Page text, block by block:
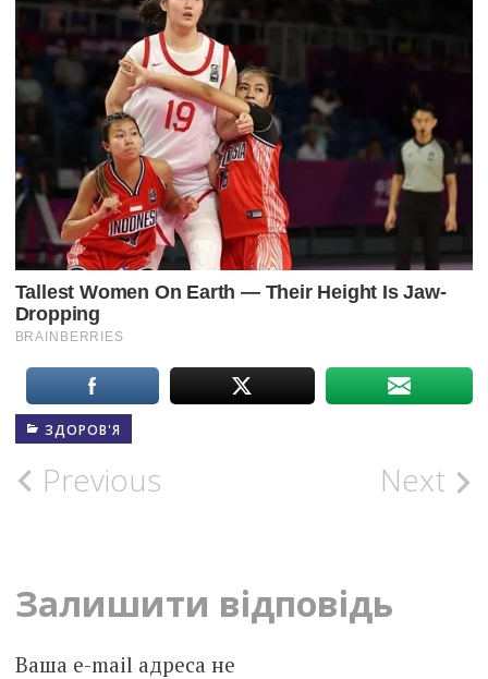
ЗДОРОВ'Я
Post
Previous Next
Залишити відповідь
Ваша e-mail адреса не